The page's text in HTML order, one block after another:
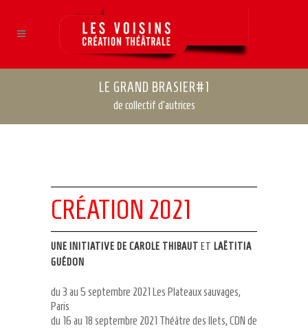
LE GRAND BRASIER#1
de collectif d'autrices
CRÉATION 2021
UNE INITIATIVE DE CAROLE THIBAUT ET LAËTITIA
GUÉDON
du 3 au 5 septembre 2021 Les Plateaux sauvages,
Paris
du 16 au 18 septembre 2021 Théâtre des Ilets, CDN de